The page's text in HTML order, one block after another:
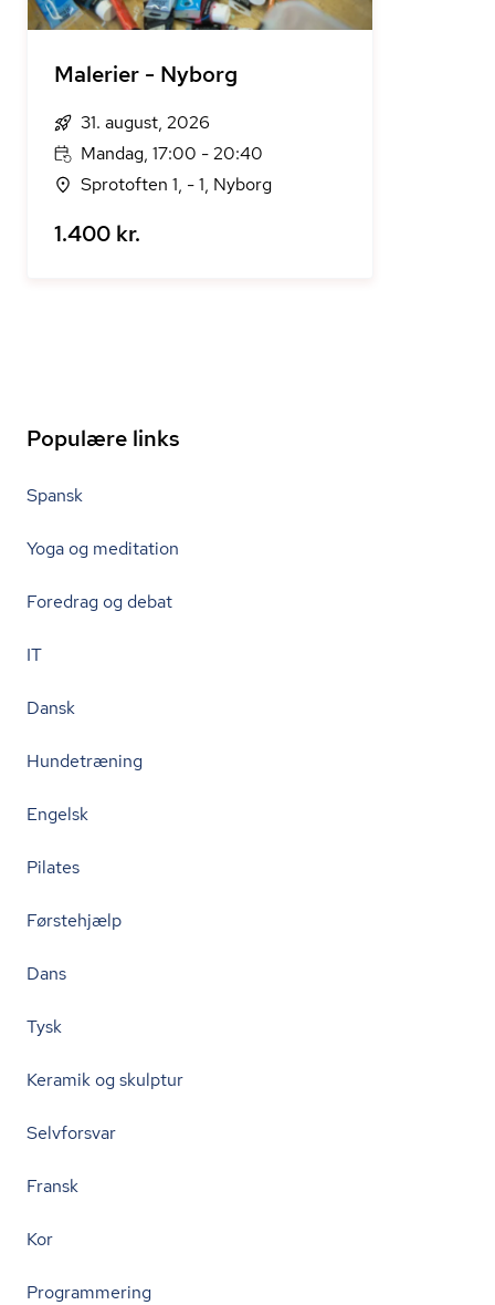
Malerier - Nyborg
31. august, 2026
Mandag, 17:00 - 20:40
Sprotoften 1, - 1, Nyborg
1.400 kr.
Populære links
Spansk
Yoga og meditation
Foredrag og debat
IT
Dansk
Hundetræning
Engelsk
Pilates
Førstehjælp
Dans
Tysk
Keramik og skulptur
Selvforsvar
Fransk
Kor
Programmering